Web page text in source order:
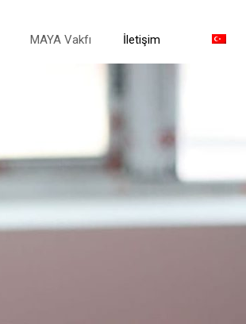
MAYA Vakfı İletişim